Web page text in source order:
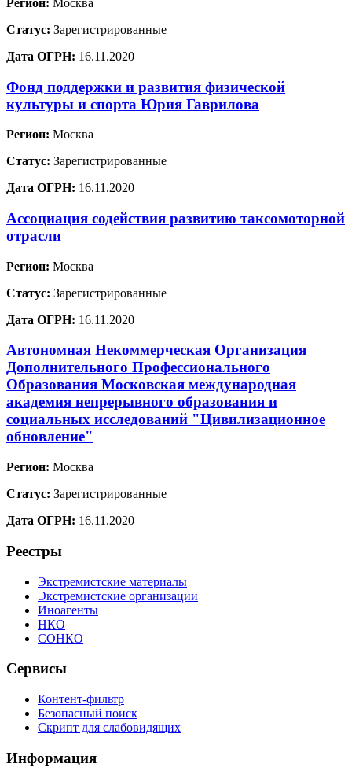
Статус: Зарегистрированные
Дата ОГРН: 16.11.2020
Фонд поддержки и развития физической
культуры и спорта Юрия Гаврилова
Регион: Москва
Статус: Зарегистрированные
Дата ОГРН: 16.11.2020
Ассоциация содействия развитию таксомоторной
отрасли
Регион: Москва
Статус: Зарегистрированные
Дата ОГРН: 16.11.2020
Автономная Некоммерческая Организация
Дополнительного Профессионального
Образования Московская международная
академия непрерывного образования и
социальных исследований "Цивилизационное
обновление"
Регион: Москва
Статус: Зарегистрированные
Дата ОГРН: 16.11.2020
Реестры
Экстремистские материалы
Экстремистские организации
Иноагенты
НКО
СОНКО
Сервисы
Контент-фильтр
Безопасный поиск
Скрипт для слабовидящих
Информация